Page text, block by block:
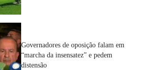
Governadores de oposição falam em
“marcha da insensatez” e pedem
distensão